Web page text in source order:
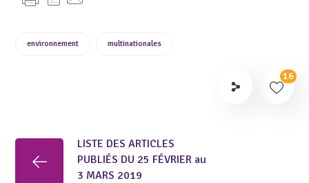
environnement multinationales
16
LISTE DES ARTICLES
PUBLIÉS DU 25 FÉVRIER au
3 MARS 2019